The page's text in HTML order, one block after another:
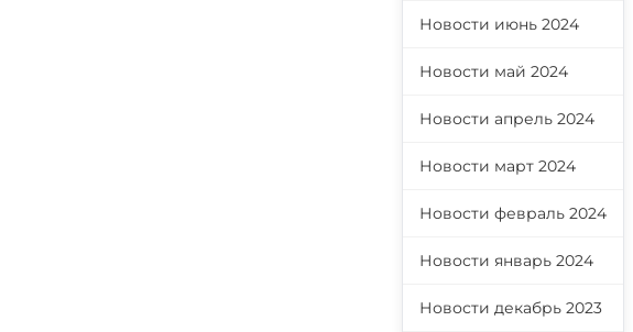
Новости июнь 2024
Новости май 2024
Новости апрель 2024
Новости март 2024
Новости февраль 2024
Новости январь 2024
Новости декабрь 2023